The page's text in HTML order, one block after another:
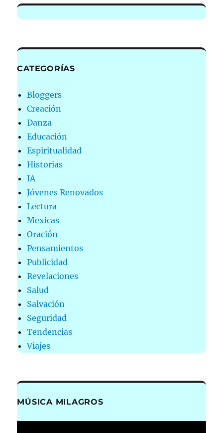
CATEGORÍAS
Bloggers
Creación
Danza
Educación
Espiritualidad
Historias
IA
Jóvenes Renovados
Lectura
Mexicas
Oración
Pensamientos
Publicidad
Revelaciones
Salud
Salvación
Seguridad
Tendencias
Viajes
MÚSICA MILAGROS